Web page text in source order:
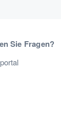
Sie Fragen?